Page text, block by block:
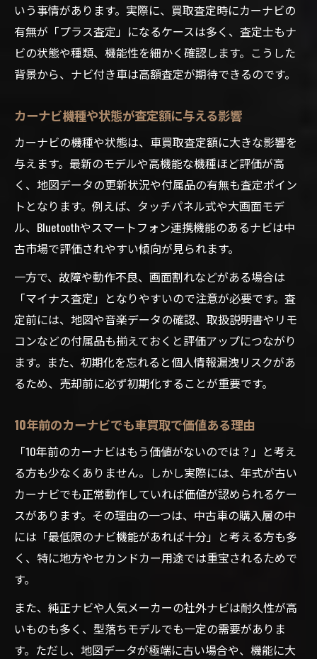
いう事情があります。実際に、買取査定時にカーナビの
有無が「プラス査定」になるケースは多く、査定士もナ
ビの状態や種類、機能性を細かく確認します。こうした
背景から、ナビ付き車は高額査定が期待できるのです。
カーナビ機種や状態が査定額に与える影響
カーナビの機種や状態は、車買取査定額に大きな影響を
与えます。最新のモデルや高機能な機種ほど評価が高
く、地図データの更新状況や付属品の有無も査定ポイン
トとなります。例えば、タッチパネル式や大画面モデ
ル、Bluetoothやスマートフォン連携機能のあるナビは中
古市場で評価されやすい傾向が見られます。
一方で、故障や動作不良、画面割れなどがある場合は
「マイナス査定」となりやすいので注意が必要です。査
定前には、地図や音楽データの確認、取扱説明書やリモ
コンなどの付属品も揃えておくと評価アップにつながり
ます。また、初期化を忘れると個人情報漏洩リスクがあ
るため、売却前に必ず初期化することが重要です。
10年前のカーナビでも車買取で価値ある理由
「10年前のカーナビはもう価値がないのでは？」と考え
る方も少なくありません。しかし実際には、年式が古い
カーナビでも正常動作していれば価値が認められるケー
スがあります。その理由の一つは、中古車の購入層の中
には「最低限のナビ機能があれば十分」と考える方も多
く、特に地方やセカンドカー用途では重宝されるためで
す。
また、純正ナビや人気メーカーの社外ナビは耐久性が高
いものも多く、型落ちモデルでも一定の需要がありま
す。ただし、地図データが極端に古い場合や、機能に大